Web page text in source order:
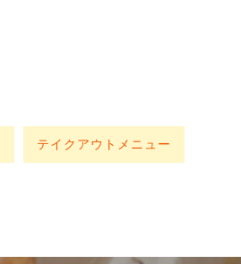
テイクアウトメニュー